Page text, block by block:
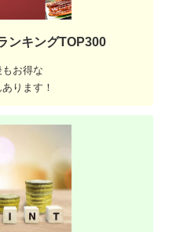
ンキングTOP300
お得な
ります！